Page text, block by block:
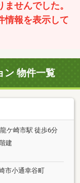
せんでした。
情報を表示して
ン 物件一覧
ケ崎市駅 徒歩6分
建
市小通幸谷町